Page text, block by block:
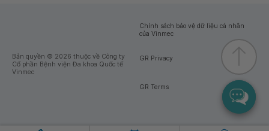
Bản quyền © 2026 thuộc về Công ty
Cổ phần Bệnh viện Đa khoa Quốc tế
Vinmec
Chính sách bảo vệ dữ liệu cá nhân
của Vinmec
GR Privacy
GR Terms